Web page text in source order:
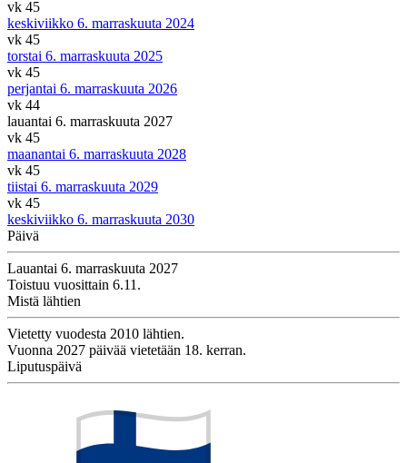
vk 45
keskiviikko 6. marraskuuta 2024
vk 45
torstai 6. marraskuuta 2025
vk 45
perjantai 6. marraskuuta 2026
vk 44
lauantai 6. marraskuuta 2027
vk 45
maanantai 6. marraskuuta 2028
vk 45
tiistai 6. marraskuuta 2029
vk 45
keskiviikko 6. marraskuuta 2030
Päivä
Lauantai 6. marraskuuta 2027
Toistuu vuosittain 6.11.
Mistä lähtien
Vietetty vuodesta 2010 lähtien.
Vuonna 2027 päivää vietetään 18. kerran.
Liputuspäivä